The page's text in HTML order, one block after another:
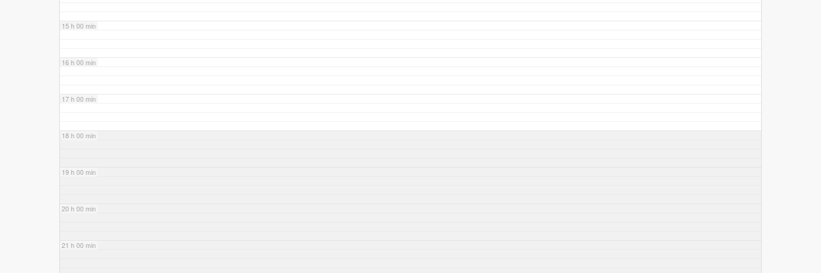
15 h 00 min
16 h 00 min
17 h 00 min
18 h 00 min
19 h 00 min
20 h 00 min
21 h 00 min